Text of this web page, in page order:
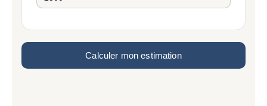
Calculer mon estimation